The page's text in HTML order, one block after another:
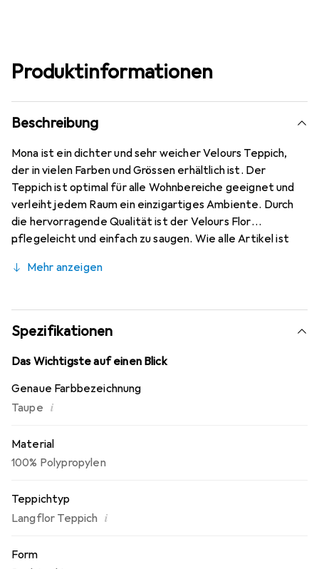
Produktinformationen
Beschreibung
Mona ist ein dichter und sehr weicher Velours Teppich,
der in vielen Farben und Grössen erhältlich ist. Der
Teppich ist optimal für alle Wohnbereiche geeignet und
verleiht jedem Raum ein einzigartiges Ambiente. Durch
die hervorragende Qualität ist der Velours Flor
pflegeleicht und einfach zu saugen. Wie alle Artikel ist
Mehr anzeigen
Spezifikationen
Das Wichtigste auf einen Blick
Genaue Farbbezeichnung
Taupe i
Material
100% Polypropylen
Teppichtyp
Langflor Teppich i
Form